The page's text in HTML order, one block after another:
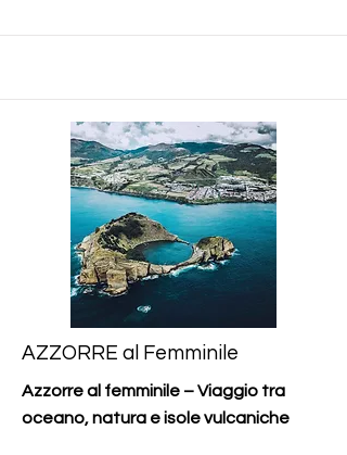
AZZORRE al Femminile
Azzorre al femminile – Viaggio tra
oceano, natura e isole vulcaniche